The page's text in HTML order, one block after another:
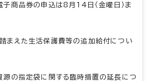
子商品券の申込は8月14日（金曜日）ま
まえた生活保護費等の追加給付につい
源の指定袋に関する臨時措置の延長につ